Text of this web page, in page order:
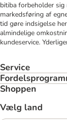
bitiba forbeholder
markedsføring af
tid gøre indsigelse
almindelige
kundeservice.
Service
Shoppen
Vælg land